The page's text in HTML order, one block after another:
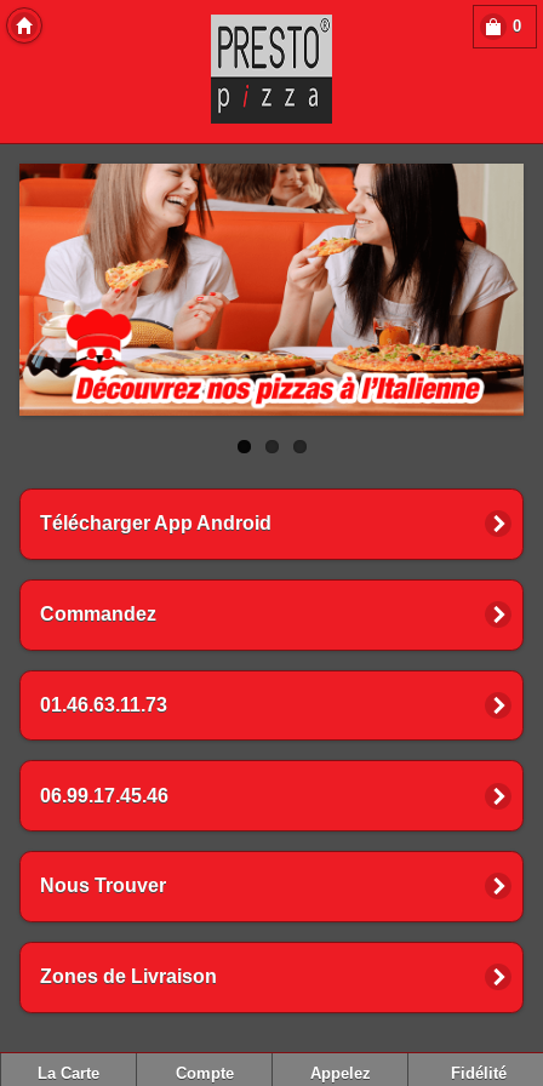
0
Télécharger App Android
Commandez
01.46.63.11.73
06.99.17.45.46
Nous Trouver
Zones de Livraison
La Carte Compte Appelez Fidélité
Copyright 2013 Des-Click Com